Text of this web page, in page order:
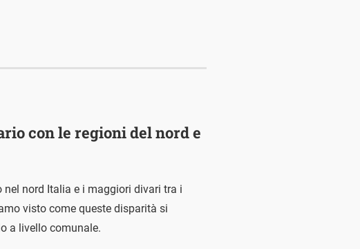
con le regioni del nord e
nord Italia e i maggiori divari tra i
visto come queste disparità si
a livello comunale.